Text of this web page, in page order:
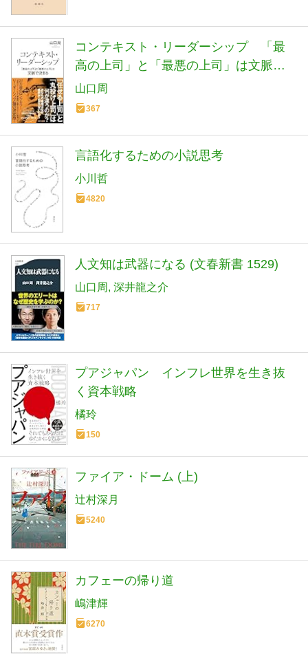
コンテキスト・リーダーシップ 「最
高の上司」と「最悪の上司」は文脈で
決まる (光文社新書 1406)
山口周
367
言語化するための小説思考
小川哲
4820
人文知は武器になる (文春新書 1529)
山口周 深井龍之介
717
プアジャパン インフレ世界を生き抜
く資本戦略
橘玲
150
ファイア・ドーム (上)
辻村深月
5240
カフェーの帰り道
嶋津輝
6270